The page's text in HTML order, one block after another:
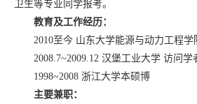
卫生等专业同学报考。
教育及工作经历：
2010至今 山东大学能源与动力工程学
2008.7~2009.12 汉堡工业大学 访问学
1998~2008 浙江大学本硕博
主要兼职：